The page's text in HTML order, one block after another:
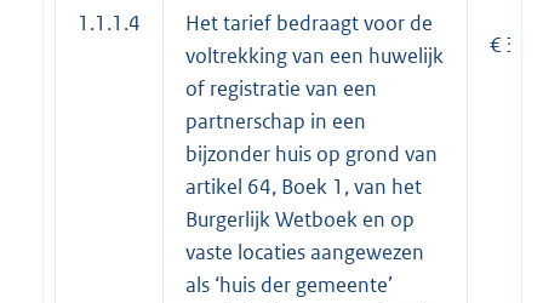
1.1.1.4
Het tarief bedraagt voor de
voltrekking van een huwelijk
of registratie van een
partnerschap in een
bijzonder huis op grond van
artikel 64, Boek 1, van het
Burgerlijk Wetboek en op
vaste locaties aangewezen
als ‘huis der gemeente’
€